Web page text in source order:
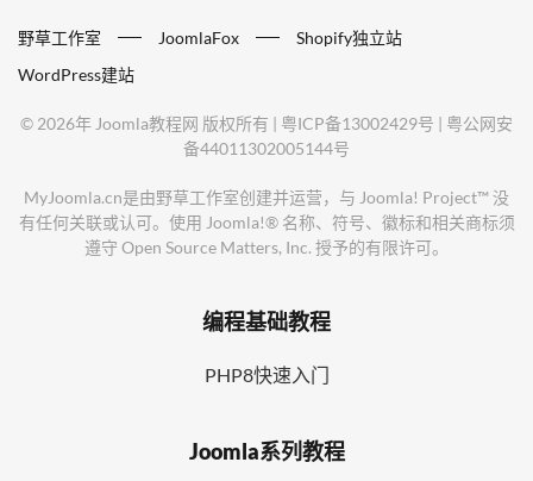
野草工作室 JoomlaFox
Shopify独立站
WordPress建站
© 2026年 Joomla教程网 版权所有 | 粤ICP备13002429号 | 粤公网安
备44011302005144号
MyJoomla.cn是由野草工作室创建并运营，与 Joomla! Project™ 没
有任何关联或认可。使用 Joomla!® 名称、符号、徽标和相关商标须
遵守 Open Source Matters, Inc. 授予的有限许可。
编程基础教程
PHP8快速入门
Joomla系列教程